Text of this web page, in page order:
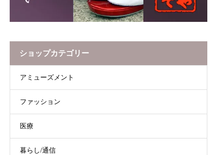
ショップカテゴリー
アミューズメント
ファッション
医療
暮らし/通信